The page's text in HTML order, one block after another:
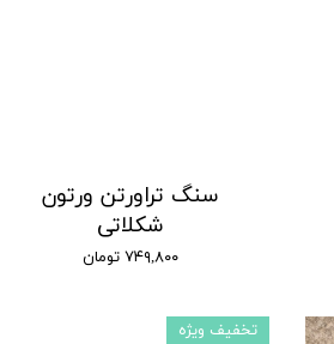
سنگ تراورتن ورتون
شکلاتی
۷۴۹,۸۰۰ تومان
تخفیف ویژه